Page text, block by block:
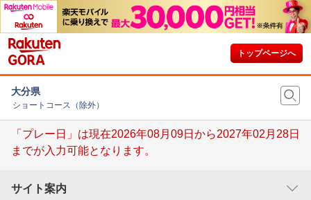
トップページへ
大分県
ショートコース（除外）
「プレー日」は現在2026年08月09日から2027年02月28日
までが入力可能となります。
サイト案内